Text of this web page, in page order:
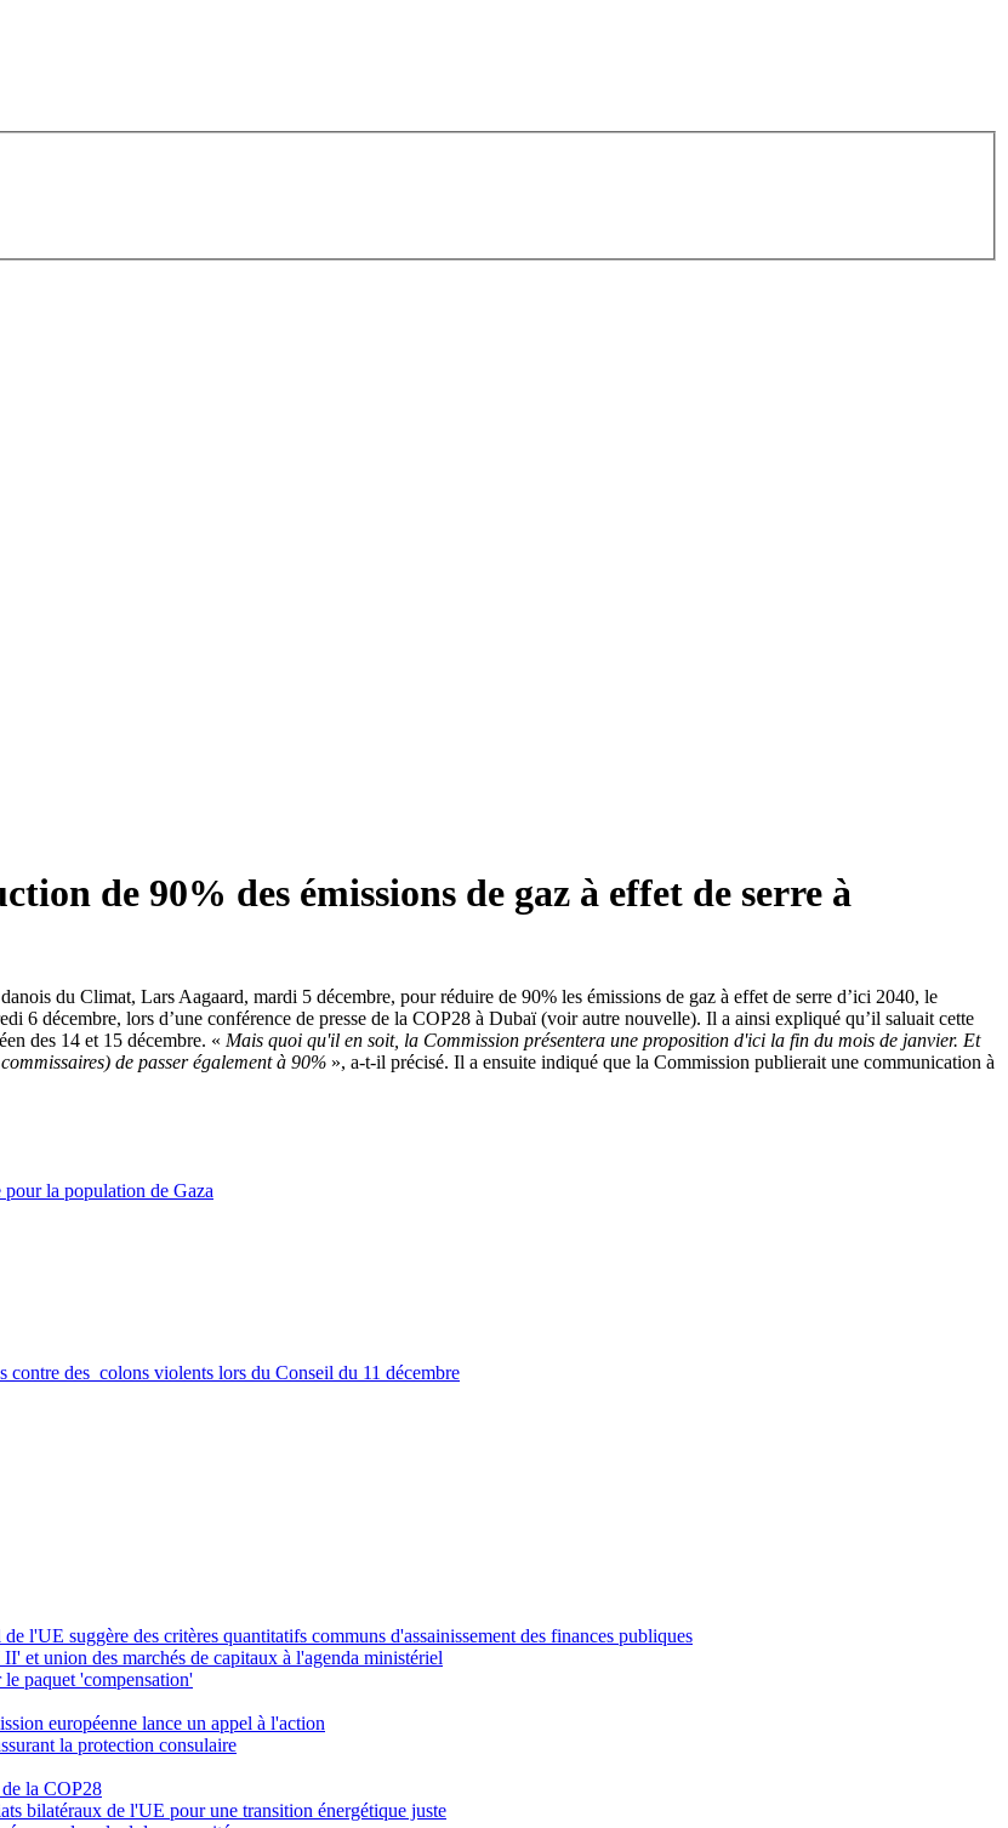
de 90% des émissions de gaz à effet de serre à
du Climat, Lars Aagaard, mardi 5 décembre, pour réduire de 90% les émissions de gaz à effet de serre d’ici 2040, le
6 décembre, lors d’une conférence de presse de la COP28 à Dubaï (voir autre nouvelle). Il a ainsi expliqué qu’il saluait cette
des 14 et 15 décembre. « Mais quoi qu'il en soit, la Commission présentera une proposition d'ici la fin du mois de janvier. Et
de passer également à 90% », a-t-il précisé. Il a ensuite indiqué que la Commission publierait une communication à
la population de Gaza
contre des colons violents lors du Conseil du 11 décembre
l'UE suggère des critères quantitatifs communs d'assainissement des finances publiques
et union des marchés de capitaux à l'agenda ministériel
paquet 'compensation'
européenne lance un appel à l'action
la protection consulaire
de la COP28
bilatéraux de l'UE pour une transition énergétique juste